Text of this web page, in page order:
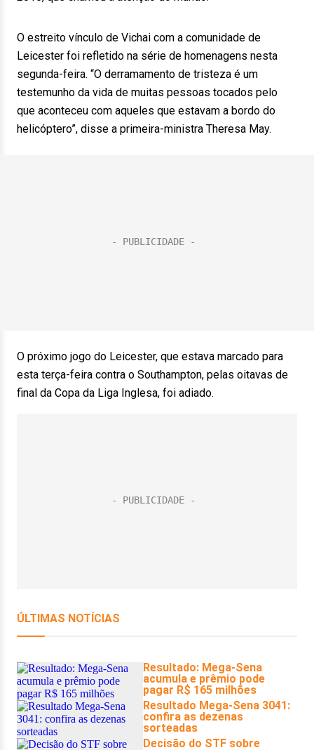
O estreito vínculo de Vichai com a comunidade de
Leicester foi refletido na série de homenagens nesta
segunda-feira. “O derramamento de tristeza é um
testemunho da vida de muitas pessoas tocados pelo
que aconteceu com aqueles que estavam a bordo do
helicóptero”, disse a primeira-ministra Theresa May.
O próximo jogo do Leicester, que estava marcado para
esta terça-feira contra o Southampton, pelas oitavas de
final da Copa da Liga Inglesa, foi adiado.